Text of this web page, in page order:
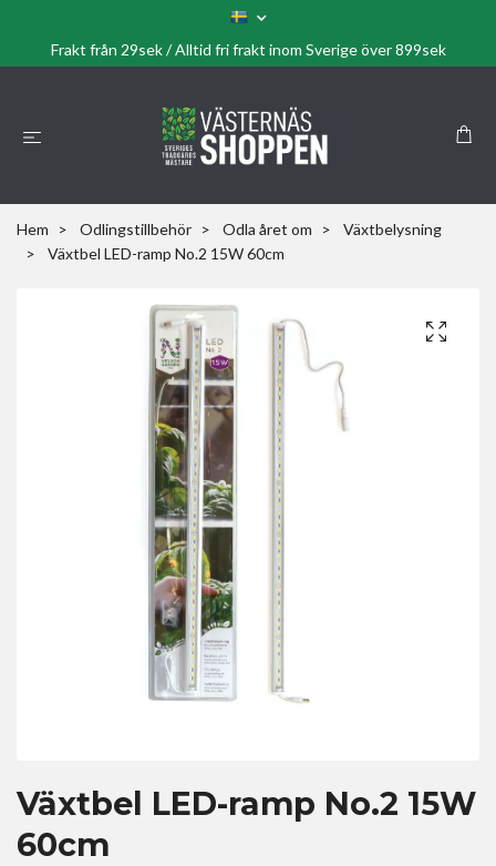
Frakt från 29sek / Alltid fri frakt inom Sverige över 899sek
Hem Odlingstillbehör Odla året om
Växtbelysning
Växtbel LED-ramp No.2 15W 60cm
Växtbel LED-ramp No.2 15W
60cm